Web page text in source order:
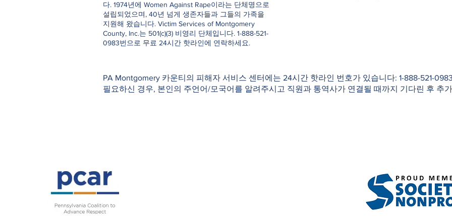
다. 1974년에 Women Against Rape이라는 단체명으로
설립되었으며, 40년 넘게 생존자들과 그들의 가족을
지원해 왔습니다. Victim Services of Montgomery
County, Inc.는 501(c)(3) 비영리 단체입니다. 1-888-521-
0983번으로 무료 24시간 핫라인에 연락하세요.
PA Montgomery 카운티의 피해자 서비스 센터에는 24시간 핫라인 번호가 있습니다: 1-888-521-
필요하신 경우, 본인의 주언어/모국어를 알려주시고 직원과 통역사가 연결될 때까지 기다린 후 추